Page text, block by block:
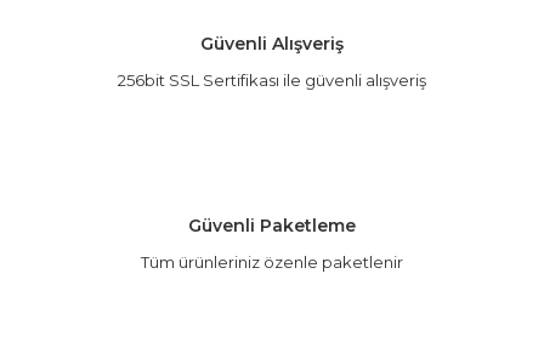
Ürün açıklamasında eksik bilgiler bulunuyor.
Ürün bilgilerinde hatalar bulunuyor.
Güvenli Alışveriş
256bit SSL Sertifikası ile güvenli alışveriş
Güvenli Paketleme
Tüm ürünleriniz özenle paketlenir